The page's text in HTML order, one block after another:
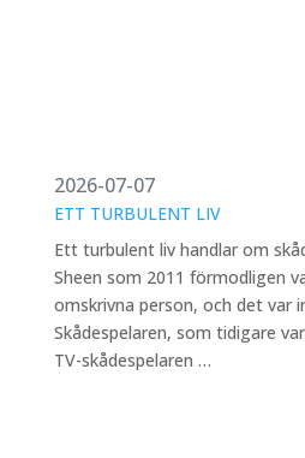
2026-07-07
ETT TURBULENT LIV
Ett turbulent liv handlar om
Sheen som 2011 förmodligen
omskrivna person, och det var
Skådespelaren, som tidigare
TV-skådespelaren …